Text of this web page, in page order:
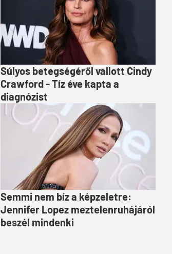
Súlyos betegségéről vallott Cindy
Crawford - Tíz éve kapta a
diagnózist
Semmi nem bíz a képzeletre:
Jennifer Lopez meztelenruhájáról
beszél mindenki